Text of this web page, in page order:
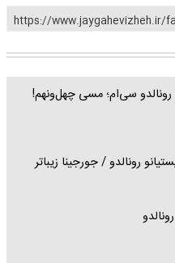
https://www.jaygahevizheh.ir/
رونالدو سی‌ام؛ مسی چهل‌ونهم!
رونالدو / جورجینا زیباتر